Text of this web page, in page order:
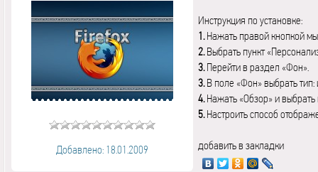
Добавлено: 18.01.2009
Инструкция по установке:
1.Нажать правой кнопкой
2.Выбрать пункт
3.Перейти в раздел «Фон».
3.В поле «Фон» выбрать
4.Нажать «Обзор» и выбрать
5.Настроить способ
добавить в закладки